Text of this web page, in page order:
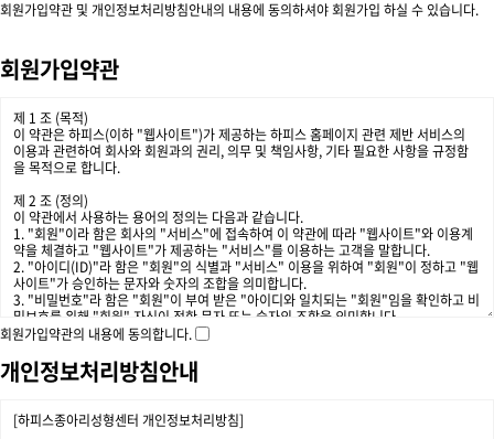
회원가입약관 및 개인정보처리방침안내의 내용에 동의하셔야 회원가입 하실 수 있습니다.
회원가입약관
회원가입약관의 내용에 동의합니다.
개인정보처리방침안내